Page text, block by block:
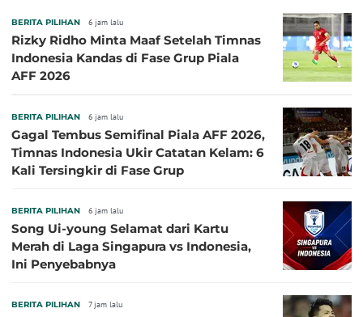
BERITA PILIHAN 6 jam lalu
Rizky Ridho Minta Maaf Setelah Timnas
Indonesia Kandas di Fase Grup Piala
AFF 2026
BERITA PILIHAN 6 jam lalu
Gagal Tembus Semifinal Piala AFF 2026,
Timnas Indonesia Ukir Catatan Kelam: 6
Kali Tersingkir di Fase Grup
BERITA PILIHAN 6 jam lalu
Song Ui-young Selamat dari Kartu
Merah di Laga Singapura vs Indonesia,
Ini Penyebabnya
BERITA PILIHAN 7 jam lalu